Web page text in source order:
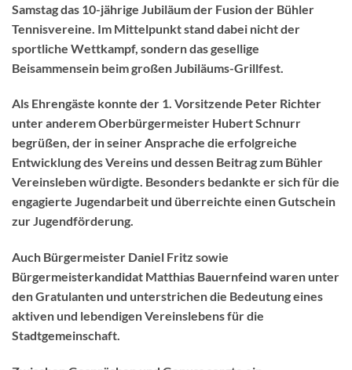
Samstag das 10-jährige Jubiläum der Fusion der Bühler
Tennisvereine . Im Mittelpunkt stand dabei nicht der
sportliche Wettkampf, sondern das gesellige
Beisammensein beim großen Jubiläums-Grillfest.
Als Ehrengäste konnte der 1. Vorsitzende Peter Richter
unter anderemOberbürgermeister Hubert Schnurr
begrüßen, der in seiner Ansprache die erfolgreiche
Entwicklung des Vereins und dessen Beitrag zum Bühler
Vereinsleben würdigte. Besonders bedankte er sich für die
engagierte Jugendarbeit und überreichte einenGutschein
zur Jugendförderung.
Auch Bürgermeister Daniel Fritz sowie
Bürgermeisterkandidat Matthias Bauernfeind waren unter
den Gratulanten und unterstrichen die Bedeutung eines
aktiven und lebendigen Vereinslebens für die
Stadtgemeinschaft.